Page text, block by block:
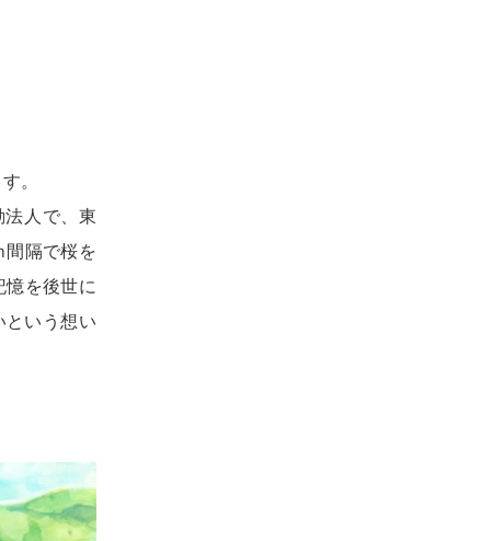
。
人で、東
間隔で桜を
を後世に
という想い